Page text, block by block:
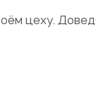
цеху.